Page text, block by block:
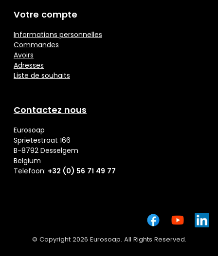
Votre compte
Informations personnelles
Commandes
Avoirs
Adresses
Liste de souhaits
Contactez nous
Eurosoap
Sprietestraat 166
B-8792 Desselgem
Belgium
Telefoon: +32 (0) 56 71 49 77
© Copyright 2026 Eurosoap. All Rights Reserved.